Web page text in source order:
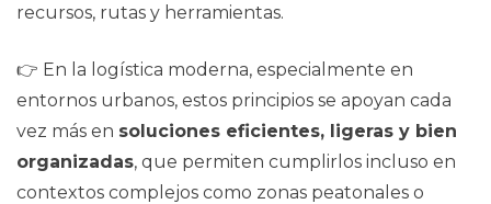
recursos, rutas y herramientas.
👉 En la logística moderna, especialmente en
entornos urbanos, estos principios se apoyan cada
vez más en soluciones eficientes, ligeras y bien
organizadas, que permiten cumplirlos incluso en
contextos complejos como zonas peatonales o